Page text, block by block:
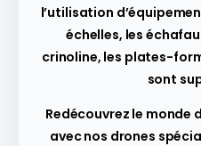
l’utilisation
échelles, les
crinoline, les plates-
sont
Redécouvrez le monde
avec nos drones